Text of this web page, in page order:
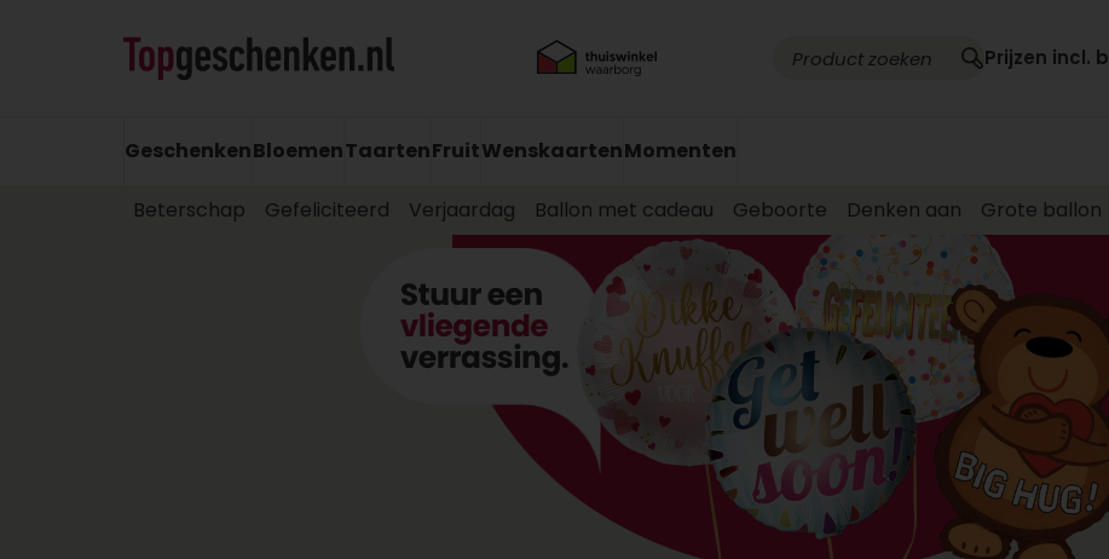
Prijzen incl.
GeschenkenBloemenTaartenFruitWenskaartenMomenten
Beterschap Gefeliciteerd Verjaardag Ballon met cadeau Geboorte Denken aan Grote ballon